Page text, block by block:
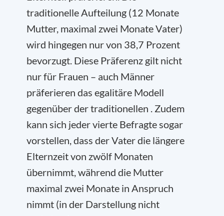
traditionelle Aufteilung (12 Monate
Mutter, maximal zwei Monate Vater)
wird hingegen nur von 38,7 Prozent
bevorzugt. Diese Präferenz gilt nicht
nur für Frauen – auch Männer
präferieren das egalitäre Modell
gegenüber der traditionellen . Zudem
kann sich jeder vierte Befragte sogar
vorstellen, dass der Vater die längere
Elternzeit von zwölf Monaten
übernimmt, während die Mutter
maximal zwei Monate in Anspruch
nimmt (in der Darstellung nicht